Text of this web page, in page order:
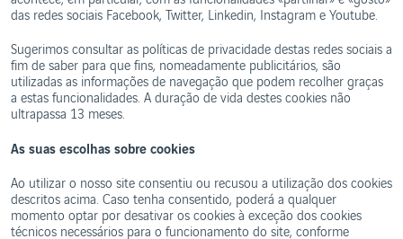
das redes sociais Facebook, Twitter, Linkedin, Instagram e Youtube.
Sugerimos consultar as políticas de privacidade destas redes sociais a
fim de saber para que fins, nomeadamente publicitários, são
utilizadas as informações de navegação que podem recolher graças
a estas funcionalidades. A duração de vida destes cookies não
ultrapassa 13 meses.
As suas escolhas sobre cookies
Ao utilizar o nosso site consentiu ou recusou a utilização dos cookies
descritos acima. Caso tenha consentido, poderá a qualquer
momento optar por desativar os cookies à exceção dos cookies
técnicos necessários para o funcionamento do site, conforme